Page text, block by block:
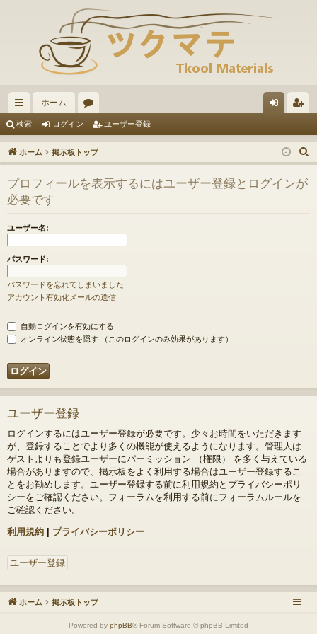
イ
ッ
ク
リ
ク
ホーム
ー
ラ
ム
イ
ン
ザ
ー
登
検索 ログイン ユーザー登録
ホーム 掲示板トップ
索
プロフィールを表示するにはユーザー登録とログインが
必要です
ユーザー名:
パスワード:
パスワードを忘れてしまいました
アカウント有効化メールの送信
自動ログインを有効にする
オンライン状態を隠す （このログインのみ効果があります）
ユーザー登録
ログインするにはユーザー登録が必要です。少々お時間をいただきます
が、登録することでより多くの機能が使えるようになります。管理人は
ゲストよりも登録ユーザーにパーミッション （権限） を多く与えている
場合がありますので、掲示板をよく利用する場合はユーザー登録するこ
とをお勧めします。ユーザー登録する前に利用規約とプライバシーポリ
シーをご確認ください。フォーラムを利用する前にフォーラムルールを
ご確認ください。
利用規約 | プライバシーポリシー
ユーザー登録
ホーム 掲示板トップ
Powered by phpBB® Forum Software © phpBB Limited